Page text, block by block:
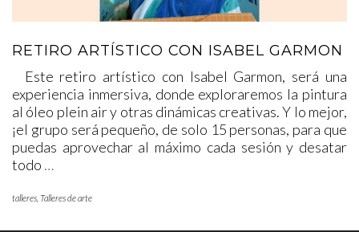
RETIRO ARTÍSTICO CON ISABEL GARMON
Este retiro artístico con Isabel Garmon, será una
experiencia inmersiva, donde exploraremos la pintura
al óleo plein air y otras dinámicas creativas. Y lo mejor,
¡el grupo será pequeño, de solo 15 personas, para que
puedas aprovechar al máximo cada sesión y desatar
todo …
talleres Talleres de arte